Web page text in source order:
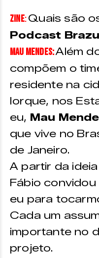
ZINE:Quais são
Podcast
Mau Mendes:Além
compõem o
residente na
Iorque, nos
eu, Mau
que vive no
de Janeiro.
A partir da
Fábio
eu para
Cada um
importante no
projeto.